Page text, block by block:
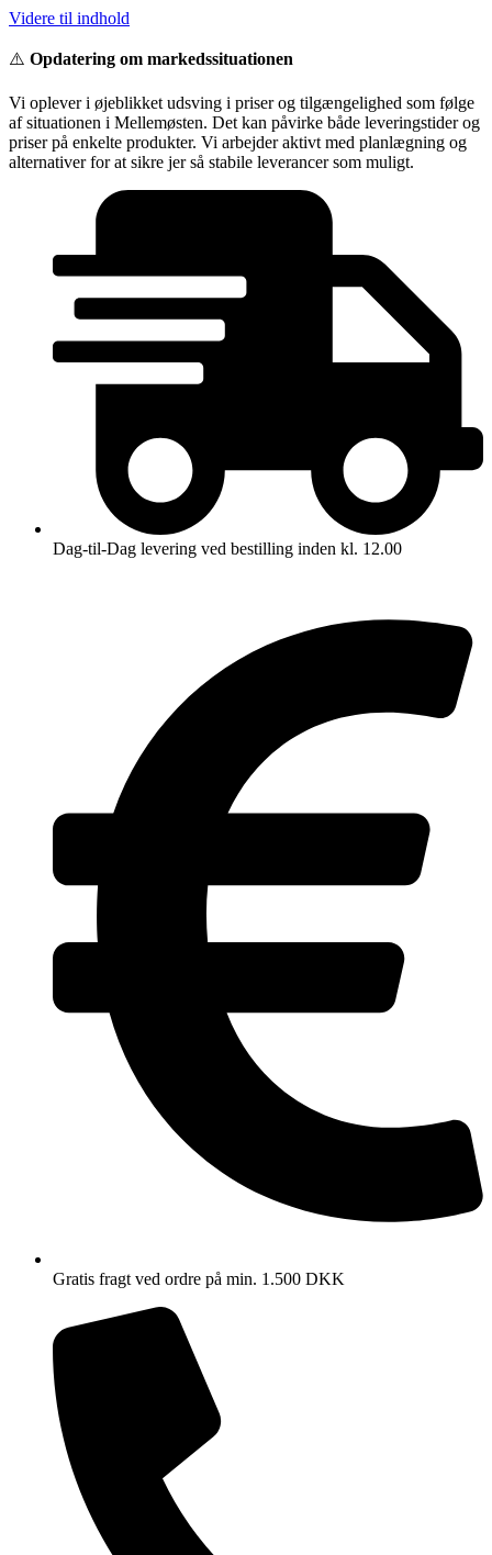
Videre til indhold
⚠️ Opdatering om markedssituationen
Vi oplever i øjeblikket udsving i priser og tilgængelighed som følge
af situationen i Mellemøsten. Det kan påvirke både leveringstider og
priser på enkelte produkter. Vi arbejder aktivt med planlægning og
alternativer for at sikre jer så stabile leverancer som muligt.
Dag-til-Dag levering ved bestilling inden kl. 12.00
Gratis fragt ved ordre på min. 1.500 DKK